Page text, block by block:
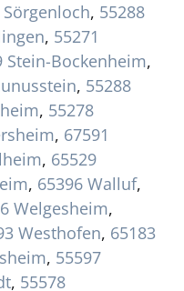
Sörgenloch, 55288
, 55271
Stein-Bockenheim,
, 55288
, 55278
, 67591
, 65529
, 65396 Walluf,
Welgesheim,
Westhofen, 65183
, 55597
, 55578